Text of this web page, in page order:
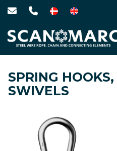
Skip
main
content
SPRING
SWIVELS